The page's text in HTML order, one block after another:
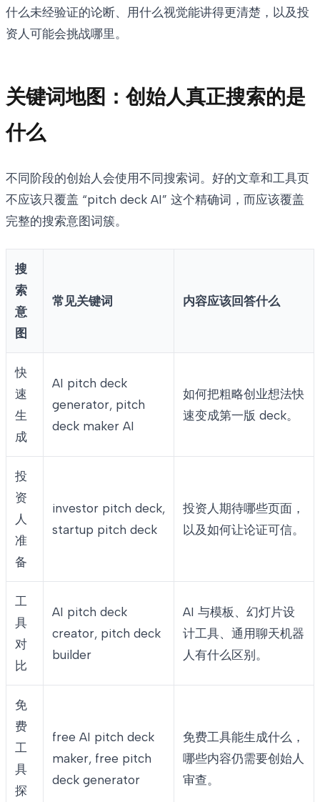
什么未经验证的论断、用什么视觉能讲得更清楚，以及投
资人可能会挑战哪里。
关键词地图：创始人真正搜索的是
什么
不同阶段的创始人会使用不同搜索词。好的文章和工具页
不应该只覆盖 “pitch deck AI” 这个精确词，而应该覆盖
完整的搜索意图词簇。
搜
索
意
图
常见关键词 内容应该回答什么
快
速
生
成
AI pitch deck
generator, pitch
deck maker AI
如何把粗略创业想法快
速变成第一版 deck。
投
资
人
准
备
investor pitch deck,
startup pitch deck
投资人期待哪些页面，
以及如何让论证可信。
工
具
对
比
AI pitch deck
creator, pitch deck
builder
AI 与模板、幻灯片设
计工具、通用聊天机器
人有什么区别。
免
费
工
具
探
free AI pitch deck
maker, free pitch
deck generator
免费工具能生成什么，
哪些内容仍需要创始人
审查。